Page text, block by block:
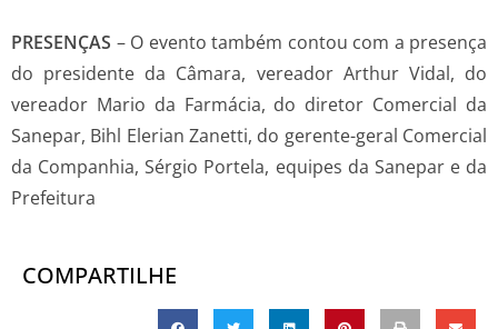
PRESENÇAS – O evento também contou com a presença
do presidente da Câmara, vereador Arthur Vidal, do
vereador Mario da Farmácia, do diretor Comercial da
Sanepar, Bihl Elerian Zanetti, do gerente-geral Comercial
da Companhia, Sérgio Portela, equipes da Sanepar e da
Prefeitura
COMPARTILHE